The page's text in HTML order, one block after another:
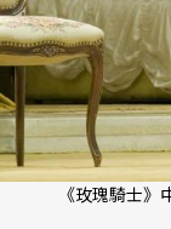
《玫瑰騎士》